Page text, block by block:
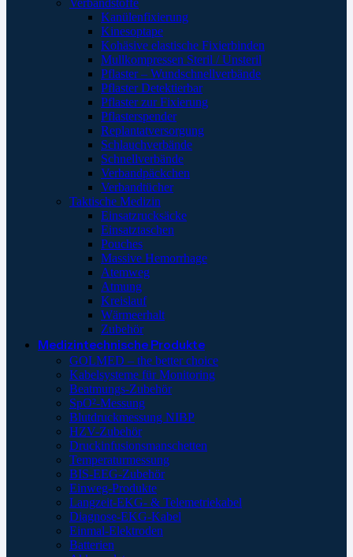
Verbandstoffe
Kanülenfixierung
Kinesoptape
Kohäsive elastische Fixierbinden
Mullkompressen Steril / Unsteril
Pflaster – Wundschnellverbände
Pflaster Detektierbar
Pflaster zur Fixierung
Pflasterspender
Replantatversorgung
Schlauchverbände
Schnellverbände
Verbandpäckchen
Verbandtücher
Taktische Medizin
Einsatzrucksäcke
Einsatztaschen
Pouches
Massive Hemorrhage
Atemweg
Atmung
Kreislauf
Wärmeerhalt
Zubehör
Medizintechnische Produkte
GOLMED – the better choice
Kabelsysteme für Monitoring
Beatmungs-Zubehör
SpO²-Messung
Blutdruckmessung NIBP
HZV-Zubehör
Druckinfusionsmanschetten
Temperaturmessung
BIS-EEG-Zubehör
Einweg-Produkte
Langzeit-EKG- & Telemetriekabel
Diagnose-EKG-Kabel
Einmal-Elektroden
Batterien